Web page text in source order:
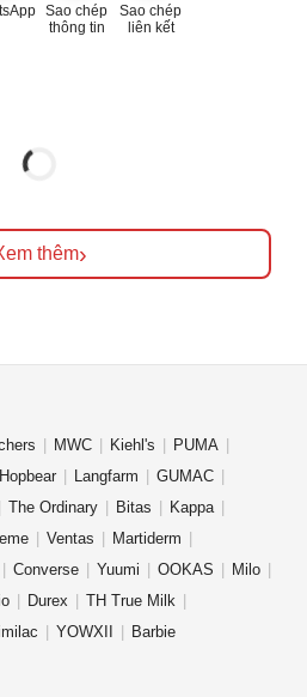
Sao chép
thông tin
Sao chép
liên kết
thêm›
MWC Kiehl's
PUMA
Hopbear Langfarm
GUMAC
The Ordinary Bitas
Kappa
Ventas
Martiderm
Converse Yuumi OOKAS
Milo
Durex
TH True Milk
YOWXII Barbie